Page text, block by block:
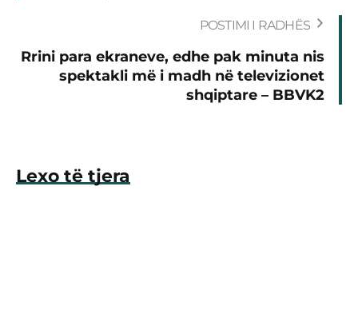
POSTIMI I RADHËS
Rrini para ekraneve, edhe pak minuta nis
spektakli më i madh në televizionet
shqiptare – BBVK2
Lexo të tjera